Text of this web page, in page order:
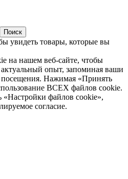
Поиск
увидеть товары, которые вы
на нашем веб-сайте, чтобы
опыт, запоминая ваши
Нажимая «Принять
ВСЕХ файлов cookie.
файлов cookie»,
согласие.